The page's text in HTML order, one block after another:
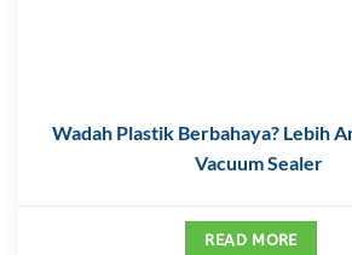
Wadah Plastik Berbahaya? Lebih
Vacuum Sealer
READ MORE